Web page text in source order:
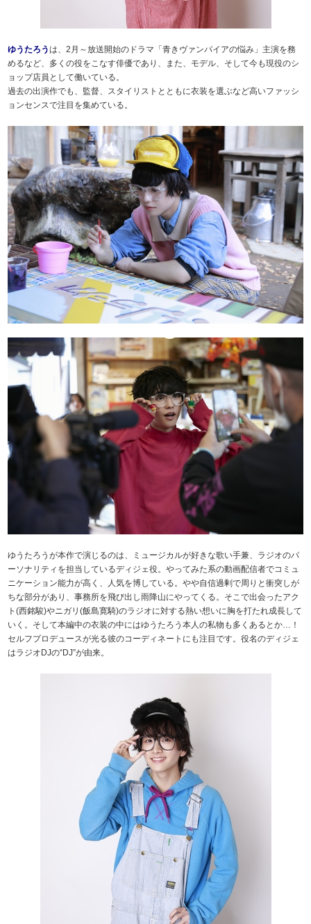
ゆうたろうは、2月～放送開始のドラマ「青きヴァンパイアの悩み」主演を務
めるなど、多くの役をこなす俳優であり、また、モデル、そして今も現役のシ
ョップ店員として働いている。
過去の出演作でも、監督、スタイリストとともに衣装を選ぶなど高いファッシ
ョンセンスで注目を集めている。
ゆうたろうが本作で演じるのは、ミュージカルが好きな歌い手兼、ラジオのパ
ーソナリティを担当しているディジェ役。やってみた系の動画配信者でコミュ
ニケーション能力が高く、人気を博している。やや自信過剰で周りと衝突しが
ちな部分があり、事務所を飛び出し雨降山にやってくる。そこで出会ったアク
ト(西銘駿)やニガリ(飯島寛騎)のラジオに対する熱い想いに胸を打たれ成長して
いく。そして本編中の衣装の中にはゆうたろう本人の私物も多くあるとか…！
セルフプロデュースが光る彼のコーディネートにも注目です。役名のディジェ
はラジオDJの“DJ”が由来。